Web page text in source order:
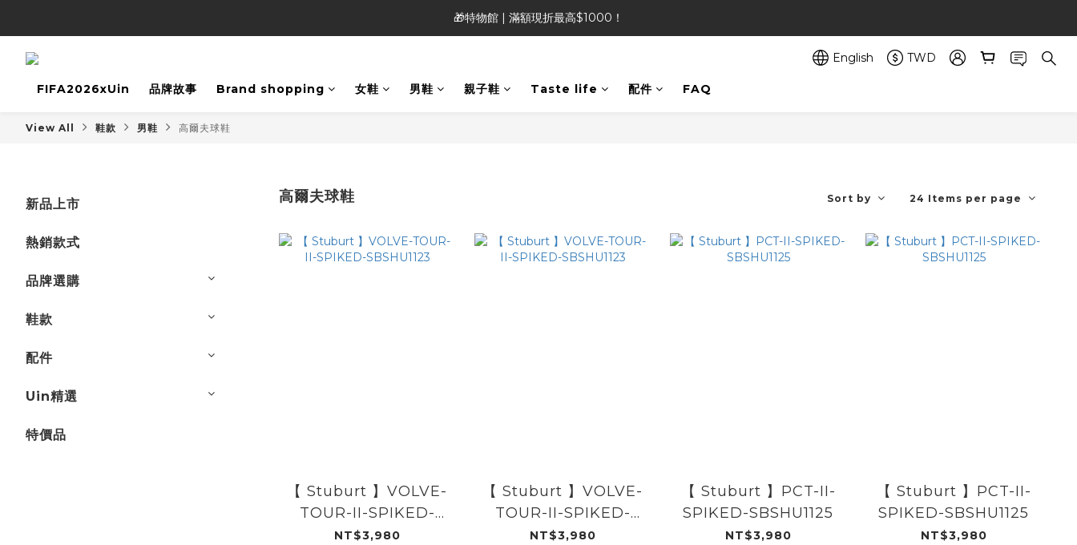
🎁特物館 | 滿額現折最高$1000！
🎁特物館 | 滿額現折最高$1000！
🎁特物館 | 滿額現折最高$1000！
English TWD
FIFA2026xUin 品牌故事 Brand shopping 女鞋 男鞋 親子鞋 Taste life 配件 FAQ
View All 鞋款 男鞋 高爾夫球鞋
新品上市
熱銷款式
品牌選購
鞋款
配件
Uin精選
特價品
高爾夫球鞋 Sort by 24 Items per page
【 Stuburt 】VOLVE-
TOUR-II-SPIKED-
SBSHU1123
NT$3,980
【 Stuburt 】VOLVE-
TOUR-II-SPIKED-
SBSHU1123
NT$3,980
【 Stuburt 】PCT-II-
SPIKED-SBSHU1125
NT$3,980
【 Stuburt 】PCT-II-
SPIKED-SBSHU1125
NT$3,980